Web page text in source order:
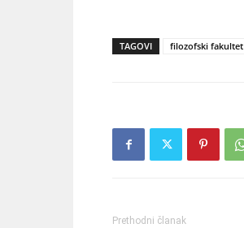
TAGOVI filozofski fakultet
Prethodni članak